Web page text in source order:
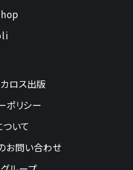
ロス出版
ポリシー
いて
お問い合わせ